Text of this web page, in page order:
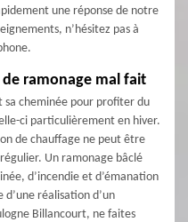
une réponse de notre
n’hésitez pas à
de ramonage mal fait
sa cheminée pour profiter du
ci particulièrement en hiver.
de chauffage ne peut être
Un ramonage bâclé
d’incendie et d’émanation
d’une réalisation d’un
Billancourt, ne faites